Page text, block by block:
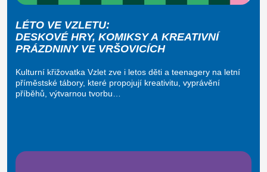
LÉTO VE VZLETU:
DESKOVÉ HRY, KOMIKSY A KREATIVNÍ
PRÁZDNINY VE VRŠOVICÍCH
Kulturní křižovatka Vzlet zve i letos děti a teenagery na letní
příměstské tábory, které propojují kreativitu, vyprávění
příběhů, výtvarnou tvorbu…